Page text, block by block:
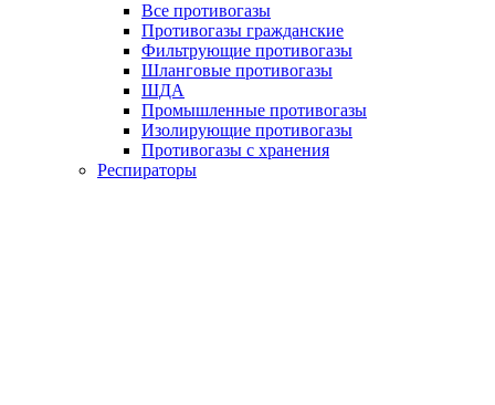
Все противогазы
Противогазы гражданские
Фильтрующие противогазы
Шланговые противогазы
ШДА
Промышленные противогазы
Изолирующие противогазы
Противогазы с хранения
Респираторы